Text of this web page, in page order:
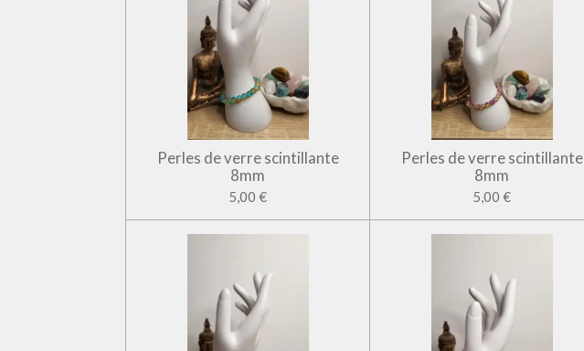
Perles de verre scintillante
8mm
5,00 €
Perles de verre scintillante
8mm
5,00 €